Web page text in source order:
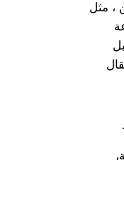
، مثل